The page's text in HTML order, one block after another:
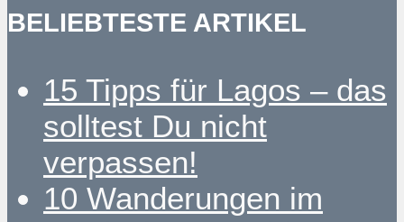
BELIEBTESTE ARTIKEL
15 Tipps für Lagos – das
solltest Du nicht
verpassen!
10 Wanderungen im